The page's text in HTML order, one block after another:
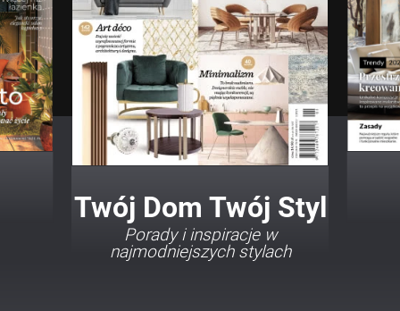
Twój Dom Twój Styl
Porady i inspiracje w
najmodniejszych stylach